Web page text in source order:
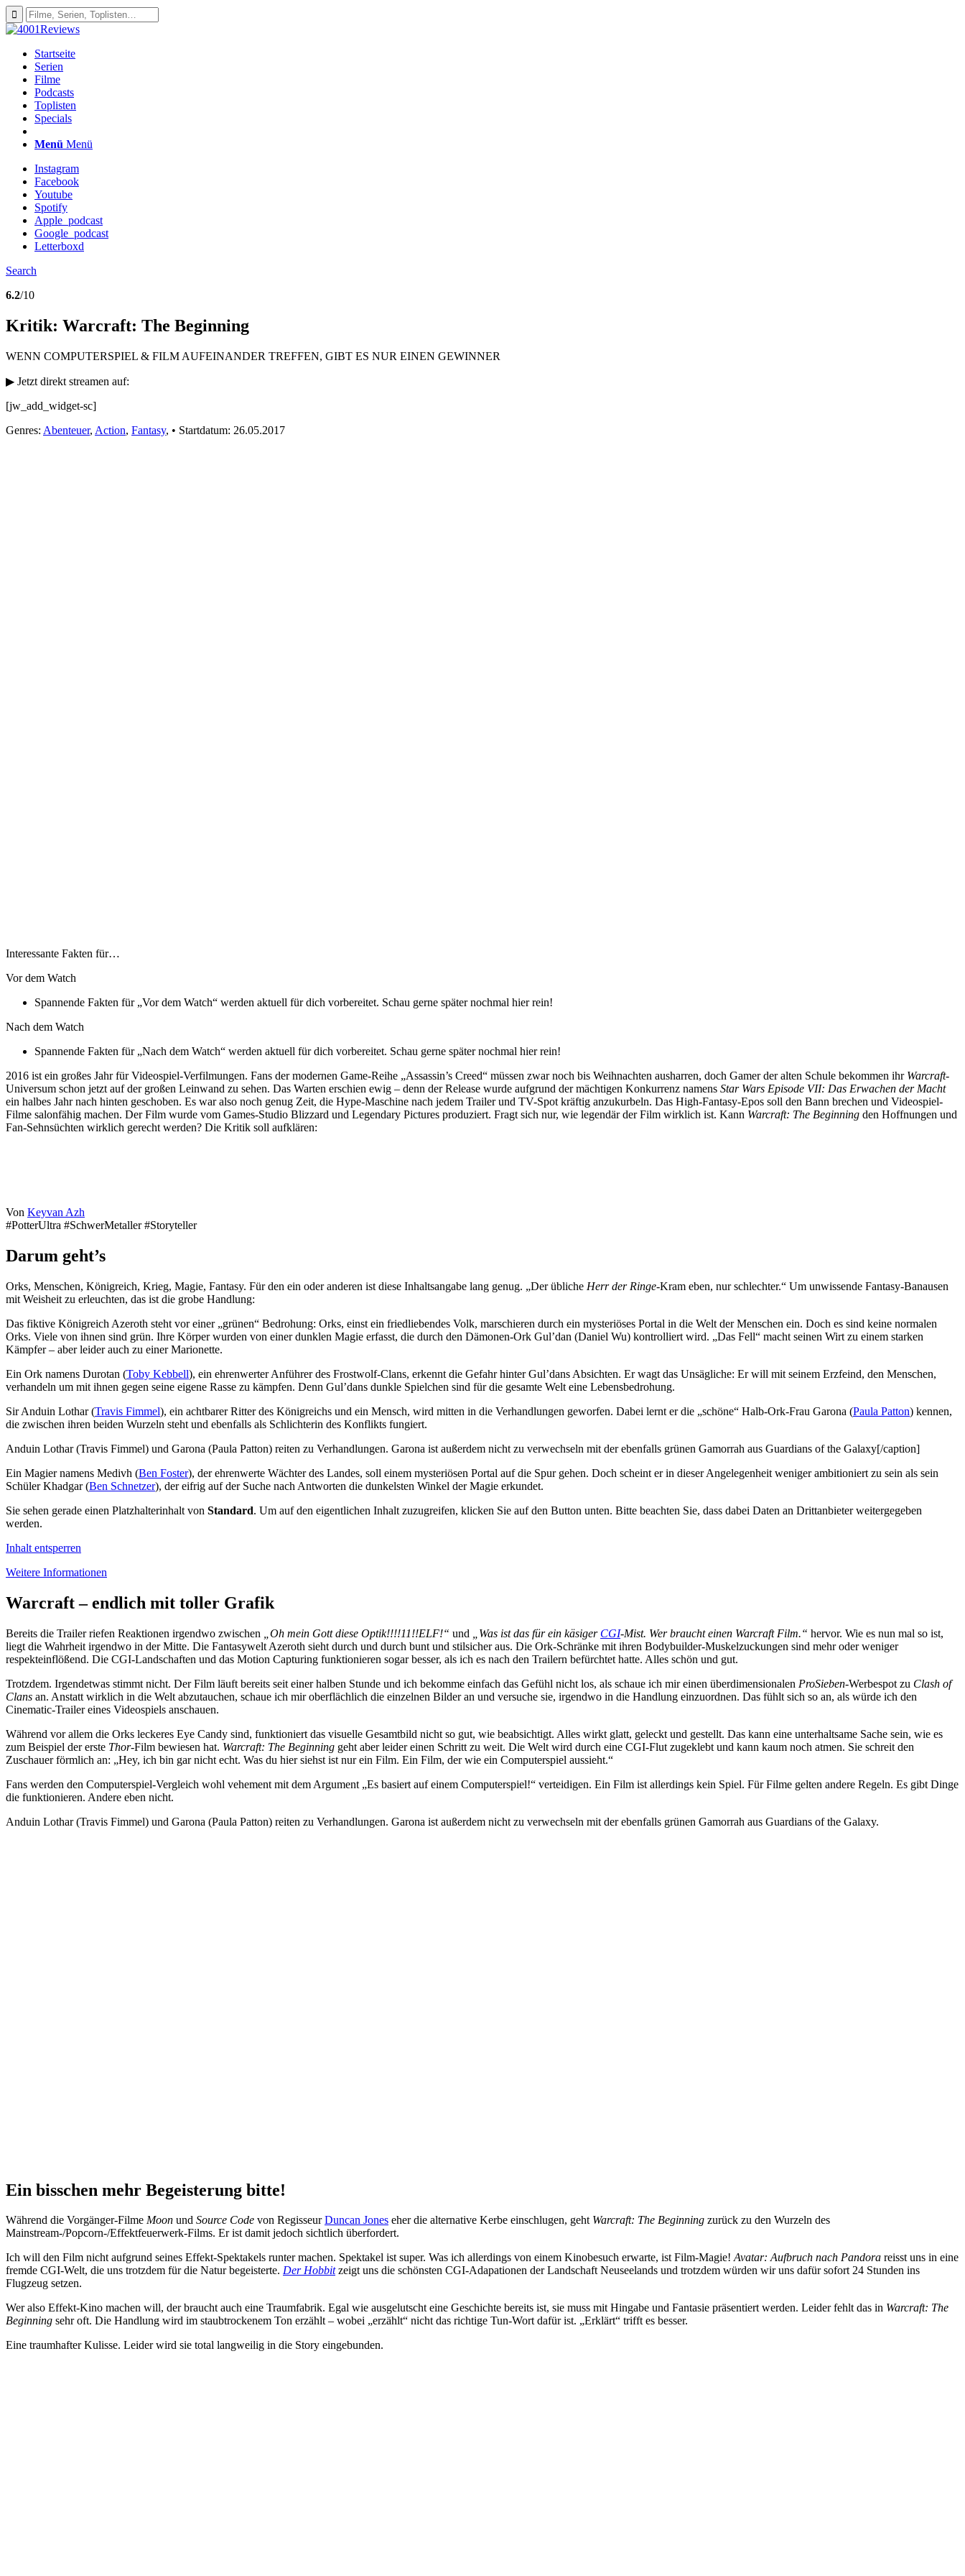
Startseite
Serien
Filme
Podcasts
Toplisten
Specials
Menü Menü
Instagram
Facebook
Youtube
Spotify
Apple_podcast
Google_podcast
Letterboxd
Search
6.2/10
Kritik: Warcraft: The Beginning
WENN COMPUTERSPIEL & FILM AUFEINANDER TREFFEN, GIBT ES NUR EINEN GEWINNER
▶ Jetzt direkt streamen auf:
[jw_add_widget-sc]
Genres: Abenteuer, Action, Fantasy, • Startdatum: 26.05.2017
Interessante Fakten für…
Vor dem Watch
Spannende Fakten für „Vor dem Watch“ werden aktuell für dich vorbereitet. Schau gerne später nochmal hier rein!
Nach dem Watch
Spannende Fakten für „Nach dem Watch“ werden aktuell für dich vorbereitet. Schau gerne später nochmal hier rein!
2016 ist ein großes Jahr für Videospiel-Verfilmungen. Fans der modernen Game-Reihe „Assassin’s Creed“ müssen zwar noch bis Weihnachten ausharren, doch Gamer der alten Schule bekommen ihr Warcraft-
Universum schon jetzt auf der großen Leinwand zu sehen. Das Warten erschien ewig – denn der Release wurde aufgrund der mächtigen Konkurrenz namens Star Wars Episode VII: Das Erwachen der Macht
ein halbes Jahr nach hinten geschoben. Es war also noch genug Zeit, die Hype-Maschine nach jedem Trailer und TV-Spot kräftig anzukurbeln. Das High-Fantasy-Epos soll den Bann brechen und Videospiel-
Filme salonfähig machen. Der Film wurde vom Games-Studio Blizzard und Legendary Pictures produziert. Fragt sich nur, wie legendär der Film wirklich ist. Kann Warcraft: The Beginning den Hoffnungen und
Fan-Sehnsüchten wirklich gerecht werden? Die Kritik soll aufklären:
Von Keyvan Azh
#PotterUltra #SchwerMetaller #Storyteller
Darum geht’s
Orks, Menschen, Königreich, Krieg, Magie, Fantasy. Für den ein oder anderen ist diese Inhaltsangabe lang genug. „Der übliche Herr der Ringe-Kram eben, nur schlechter.“ Um unwissende Fantasy-Banausen
mit Weisheit zu erleuchten, das ist die grobe Handlung:
Das fiktive Königreich Azeroth steht vor einer „grünen“ Bedrohung: Orks, einst ein friedliebendes Volk, marschieren durch ein mysteriöses Portal in die Welt der Menschen ein. Doch es sind keine normalen
Orks. Viele von ihnen sind grün. Ihre Körper wurden von einer dunklen Magie erfasst, die durch den Dämonen-Ork Gul’dan (Daniel Wu) kontrolliert wird. „Das Fell“ macht seinen Wirt zu einem starken
Kämpfer – aber leider auch zu einer Marionette.
Ein Ork namens Durotan (Toby Kebbell), ein ehrenwerter Anführer des Frostwolf-Clans, erkennt die Gefahr hinter Gul’dans Absichten. Er wagt das Unsägliche: Er will mit seinem Erzfeind, den Menschen,
verhandeln um mit ihnen gegen seine eigene Rasse zu kämpfen. Denn Gul’dans dunkle Spielchen sind für die gesamte Welt eine Lebensbedrohung.
Sir Anduin Lothar (Travis Fimmel), ein achtbarer Ritter des Königreichs und ein Mensch, wird mitten in die Verhandlungen geworfen. Dabei lernt er die „schöne“ Halb-Ork-Frau Garona (Paula Patton) kennen,
die zwischen ihren beiden Wurzeln steht und ebenfalls als Schlichterin des Konflikts fungiert.
Anduin Lothar (Travis Fimmel) und Garona (Paula Patton) reiten zu Verhandlungen. Garona ist außerdem nicht zu verwechseln mit der ebenfalls grünen Gamorrah aus Guardians of the Galaxy[/caption]
Ein Magier namens Medivh (Ben Foster), der ehrenwerte Wächter des Landes, soll einem mysteriösen Portal auf die Spur gehen. Doch scheint er in dieser Angelegenheit weniger ambitioniert zu sein als sein
Schüler Khadgar (Ben Schnetzer), der eifrig auf der Suche nach Antworten die dunkelsten Winkel der Magie erkundet.
Sie sehen gerade einen Platzhalterinhalt von Standard. Um auf den eigentlichen Inhalt zuzugreifen, klicken Sie auf den Button unten. Bitte beachten Sie, dass dabei Daten an Drittanbieter weitergegeben
werden.
Inhalt entsperren
Weitere Informationen
Warcraft – endlich mit toller Grafik
Bereits die Trailer riefen Reaktionen irgendwo zwischen „Oh mein Gott diese Optik!!!!11!!ELF!“ und „Was ist das für ein käsiger CGI-Mist. Wer braucht einen Warcraft Film.“ hervor. Wie es nun mal so ist,
liegt die Wahrheit irgendwo in der Mitte. Die Fantasywelt Azeroth sieht durch und durch bunt und stilsicher aus. Die Ork-Schränke mit ihren Bodybuilder-Muskelzuckungen sind mehr oder weniger
respekteinflößend. Die CGI-Landschaften und das Motion Capturing funktionieren sogar besser, als ich es nach den Trailern befürchtet hatte. Alles schön und gut.
Trotzdem. Irgendetwas stimmt nicht. Der Film läuft bereits seit einer halben Stunde und ich bekomme einfach das Gefühl nicht los, als schaue ich mir einen überdimensionalen ProSieben-Werbespot zu Clash of
Clans an. Anstatt wirklich in die Welt abzutauchen, schaue ich mir oberflächlich die einzelnen Bilder an und versuche sie, irgendwo in die Handlung einzuordnen. Das fühlt sich so an, als würde ich den
Cinematic-Trailer eines Videospiels anschauen.
Während vor allem die Orks leckeres Eye Candy sind, funktioniert das visuelle Gesamtbild nicht so gut, wie beabsichtigt. Alles wirkt glatt, geleckt und gestellt. Das kann eine unterhaltsame Sache sein, wie es
zum Beispiel der erste Thor-Film bewiesen hat. Warcraft: The Beginning geht aber leider einen Schritt zu weit. Die Welt wird durch eine CGI-Flut zugeklebt und kann kaum noch atmen. Sie schreit den
Zuschauer förmlich an: „Hey, ich bin gar nicht echt. Was du hier siehst ist nur ein Film. Ein Film, der wie ein Computerspiel aussieht.“
Fans werden den Computerspiel-Vergleich wohl vehement mit dem Argument „Es basiert auf einem Computerspiel!“ verteidigen. Ein Film ist allerdings kein Spiel. Für Filme gelten andere Regeln. Es gibt Dinge
die funktionieren. Andere eben nicht.
Anduin Lothar (Travis Fimmel) und Garona (Paula Patton) reiten zu Verhandlungen. Garona ist außerdem nicht zu verwechseln mit der ebenfalls grünen Gamorrah aus Guardians of the Galaxy.
Ein bisschen mehr Begeisterung bitte!
Während die Vorgänger-Filme Moon und Source Code von RegisseurDuncan Jones eher die alternative Kerbe einschlugen, geht Warcraft: The Beginning zurück zu den Wurzeln des
Mainstream-/Popcorn-/Effektfeuerwerk-Films. Er ist damit jedoch sichtlich überfordert.
Ich will den Film nicht aufgrund seines Effekt-Spektakels runter machen. Spektakel ist super. Was ich allerdings von einem Kinobesuch erwarte, ist Film-Magie!Avatar: Aufbruch nach Pandora reisst uns in eine
fremde CGI-Welt, die uns trotzdem für die Natur begeisterte. Der Hobbitzeigt uns die schönsten CGI-Adapationen der Landschaft Neuseelands und trotzdem würden wir uns dafür sofort 24 Stunden ins
Flugzeug setzen.
Wer also Effekt-Kino machen will, der braucht auch eine Traumfabrik. Egal wie ausgelutscht eine Geschichte bereits ist, sie muss mit Hingabe und Fantasie präsentiert werden. Leider fehlt das in Warcraft: The
Beginning sehr oft. Die Handlung wird im staubtrockenem Ton erzählt – wobei „erzählt“ nicht das richtige Tun-Wort dafür ist. „Erklärt“ trifft es besser.
Eine traumhafter Kulisse. Leider wird sie total langweilig in die Story eingebunden.